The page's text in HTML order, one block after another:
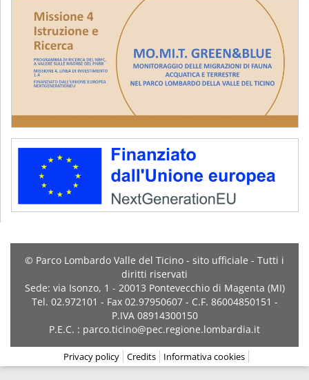
© Parco Lombardo Valle del Ticino - sito ufficiale - Tutti i
diritti riservati
Sede: via Isonzo, 1 - 20013 Pontevecchio di Magenta (MI)
Tel. 02.972101 - Fax 02.97950607 - C.F. 86004850151 -
P.IVA 08914300150
P.E.C. : parco.ticino@pec.regione.lombardia.it
Privacy policy Credits Informativa cookies